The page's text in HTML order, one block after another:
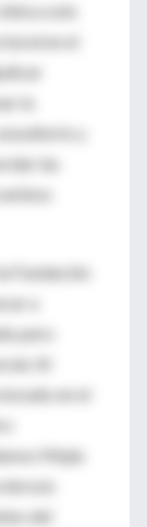
solo
en el
la
y
las
Fundación
a
pero
Al
en el
Mejía
del